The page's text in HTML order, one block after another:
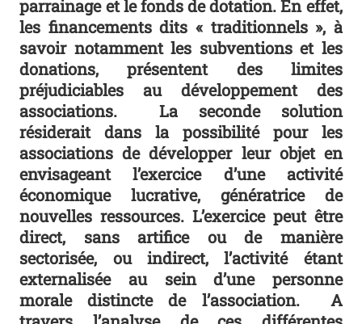
parrainage et le fonds de dotation. En effet,
les financements dits « traditionnels », à
savoir notamment les subventions et les
donations, présentent des limites
préjudiciables au développement des
associations. La seconde solution
résiderait dans la possibilité pour les
associations de développer leur objet en
envisageant l’exercice d’une activité
économique lucrative, génératrice de
nouvelles ressources. L’exercice peut être
direct, sans artifice ou de manière
sectorisée, ou indirect, l’activité étant
externalisée au sein d’une personne
morale distincte de l’association. A